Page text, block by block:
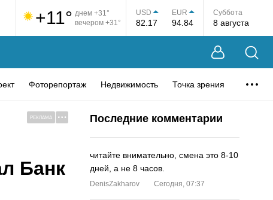
+11° днем +31°
вечером +31°
USD
82.17
EUR
94.84
Суббота
8 августа
Фоторепортаж Недвижимость Точка зрения
РЕКЛАМА
Банк
Последние комментарии
читайте внимательно, смена это 8-10
дней, а не 8 часов.
DenisZakharov Сегодня, 07:37